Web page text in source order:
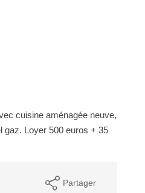
cuisine aménagée neuve,
gaz. Loyer 500 euros + 35
Partager